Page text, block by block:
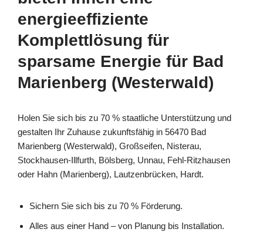
energieeffiziente
Komplettlösung für
sparsame Energie für Bad
Marienberg (Westerwald)
Holen Sie sich bis zu 70 % staatliche Unterstützung und
gestalten Ihr Zuhause zukunftsfähig in 56470 Bad
Marienberg (Westerwald), Großseifen, Nisterau,
Stockhausen-Illfurth, Bölsberg, Unnau, Fehl-Ritzhausen
oder Hahn (Marienberg), Lautzenbrücken, Hardt.
Sichern Sie sich bis zu 70 % Förderung.
Alles aus einer Hand – von Planung bis Installation.